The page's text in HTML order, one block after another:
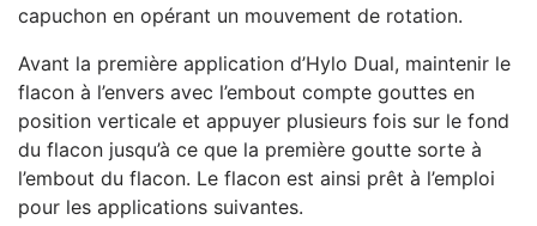
capuchon en opérant un mouvement de rotation.
Avant la première application d’Hylo Dual, maintenir le
flacon à l’envers avec l’embout compte gouttes en
position verticale et appuyer plusieurs fois sur le fond
du flacon jusqu’à ce que la première goutte sorte à
l’embout du flacon. Le flacon est ainsi prêt à l’emploi
pour les applications suivantes.